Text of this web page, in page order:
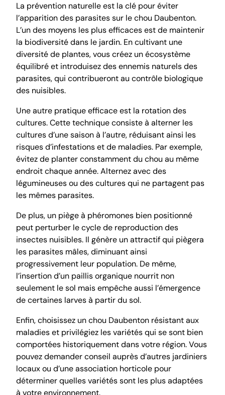
La prévention naturelle est la clé pour éviter
l’apparition des parasites sur le chou Daubenton.
L’un des moyens les plus efficaces est de maintenir
la biodiversité dans le jardin. En cultivant une
diversité de plantes, vous créez un écosystème
équilibré et introduisez des ennemis naturels des
parasites, qui contribueront au contrôle biologique
des nuisibles.
Une autre pratique efficace est la rotation des
cultures. Cette technique consiste à alterner les
cultures d’une saison à l’autre, réduisant ainsi les
risques d’infestations et de maladies. Par exemple,
évitez de planter constamment du chou au même
endroit chaque année. Alternez avec des
légumineuses ou des cultures qui ne partagent pas
les mêmes parasites.
De plus, un piège à phéromones bien positionné
peut perturber le cycle de reproduction des
insectes nuisibles. Il génère un attractif qui piègera
les parasites mâles, diminuant ainsi
progressivement leur population. De même,
l’insertion d’un paillis organique nourrit non
seulement le sol mais empêche aussi l’émergence
de certaines larves à partir du sol.
Enfin, choisissez un chou Daubenton résistant aux
maladies et privilégiez les variétés qui se sont bien
comportées historiquement dans votre région. Vous
pouvez demander conseil auprès d’autres jardiniers
locaux ou d’une association horticole pour
déterminer quelles variétés sont les plus adaptées
à votre environnement.